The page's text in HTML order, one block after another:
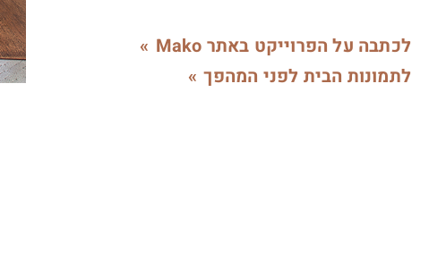
לכתבה על הפרוייקט באתר Mako
לתמונות הבית לפני המהפך